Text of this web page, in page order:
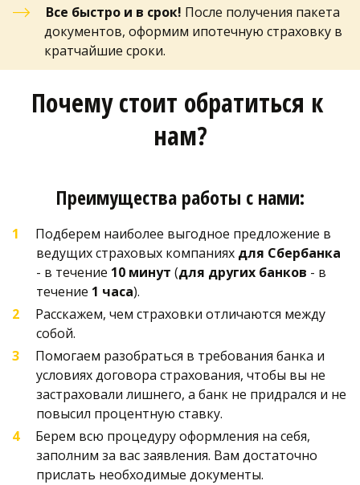
Все быстро и в срок! После получения пакета
документов, оформим ипотечную страховку в
кратчайшие сроки.
Почему стоит обратиться к
нам?
Преимущества работы с нами:
Подберем наиболее выгодное предложение в
ведущих страховых компаниях для Сбербанка
- в течение 10 минут (для других банков - в
течение 1 часа).
Расскажем, чем страховки отличаются между
собой.
Помогаем разобраться в требования банка и
условиях договора страхования, чтобы вы не
застраховали лишнего, а банк не придрался и не
повысил процентную ставку.
Берем всю процедуру оформления на себя,
заполним за вас заявления. Вам достаточно
прислать необходимые документы.